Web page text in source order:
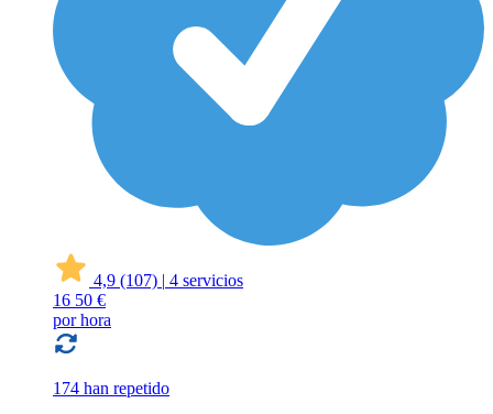
4,9 (107) | 4 servicios
16 50 €
por hora
174 han repetido